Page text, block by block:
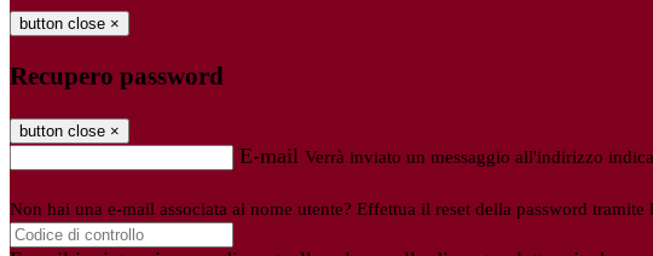
button close ×
Recupero password
button close ×
E-mail Verrà inviato un messaggio all'indirizzo
Non hai una e-mail associata al nome utente? Effettua il reset della password tramite